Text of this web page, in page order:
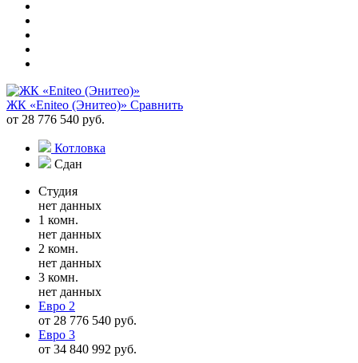
ЖК «Eniteo (Энитео)» Сравнить
от 28 776 540 руб.
Котловка
Сдан
Студия
нет данных
1 комн.
нет данных
2 комн.
нет данных
3 комн.
нет данных
Евро 2
от 28 776 540 руб.
Евро 3
от 34 840 992 руб.